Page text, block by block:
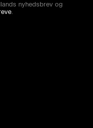
nyhedsbrev og
.